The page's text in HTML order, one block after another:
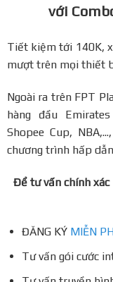
với
Tiết kiệm tới 140K,
mượt trên mọi thiết
Ngoài ra trên FPT
hàng đầu
Shopee Cup,
chương trình hấp
Để tư vấn chính xác
ĐĂNG KÝ MIỄN
Tư vấn gói cước